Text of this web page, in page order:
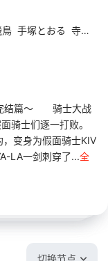
鳥 手塚とおる 寺田農
结篇～ 骑士大战
骑士们逐一打败。
变身为假面骑士KIV
LA一剑刺穿了...全
切换节点